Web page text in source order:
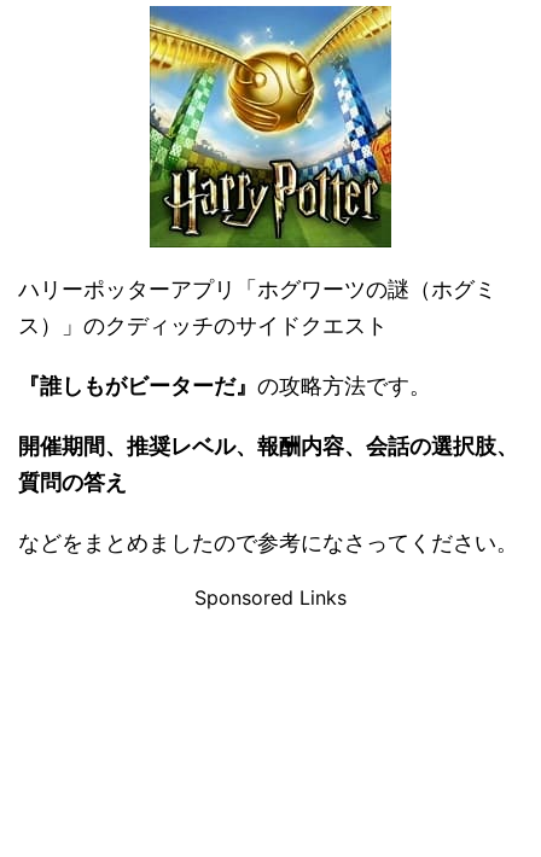
ハリーポッターアプリ「ホグワーツの謎（ホグミ
ス）」のクディッチのサイドクエスト
『誰しもがビーターだ』 の攻略方法です。
開催期間、推奨レベル、報酬内容、会話の選択肢、
質問の答え
などをまとめましたので参考になさってください。
Sponsored Links